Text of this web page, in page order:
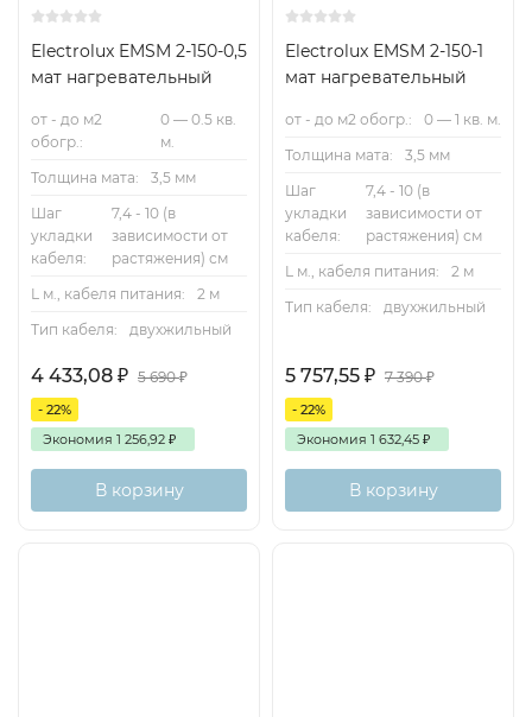
Electrolux EMSM 2-150-0,5
мат нагревательный
от - до м2
обогр.:
0 — 0.5 кв.
м.
Толщина мата:
3,5 мм
Шаг
укладки
кабеля:
7,4 - 10 (в
зависимости от
растяжения) см
L м., кабеля питания:
2 м
Тип кабеля:
двухжильный
4 433,08 ₽ 5 690₽
- 22%
Экономия 1 256,92 ₽
В корзину
Electrolux EMSM 2-150-1
мат нагревательный
от - до м2 обогр.:
0 — 1 кв. м.
Толщина мата:
3,5 мм
Шаг
укладки
кабеля:
7,4 - 10 (в
зависимости от
растяжения) см
L м., кабеля питания:
2 м
Тип кабеля:
двухжильный
5 757,55 ₽ 7 390₽
- 22%
Экономия 1 632,45 ₽
В корзину